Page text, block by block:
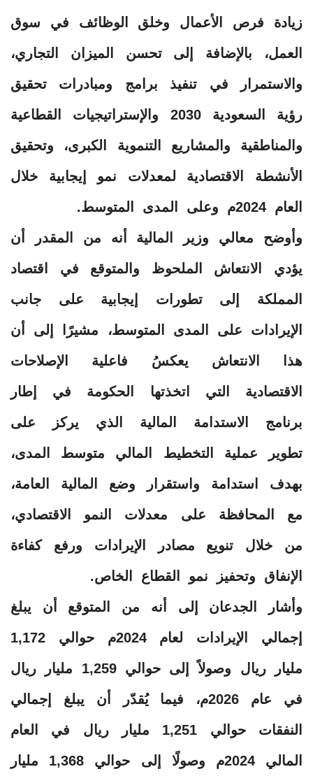
زيادة فرص الأعمال وخلق الوظائف في سوق
العمل، بالإضافة إلى تحسن الميزان التجاري،
والاستمرار في تنفيذ برامج ومبادرات تحقيق
رؤية السعودية 2030 والإستراتيجيات القطاعية
والمناطقية والمشاريع التنموية الكبرى، وتحقيق
الأنشطة الاقتصادية لمعدلات نمو إيجابية خلال
العام 2024م وعلى المدى المتوسط.
وأوضح معالي وزير المالية أنه من المقدر أن
يؤدي الانتعاش الملحوظ والمتوقع في اقتصاد
المملكة إلى تطورات إيجابية على جانب
الإيرادات على المدى المتوسط، مشيرًا إلى أن
هذا الانتعاش يعكسُ فاعلية الإصلاحات
الاقتصادية التي اتخذتها الحكومة في إطار
برنامج الاستدامة المالية الذي يركز على
تطوير عملية التخطيط المالي متوسط المدى،
بهدف استدامة واستقرار وضع المالية العامة،
مع المحافظة على معدلات النمو الاقتصادي،
من خلال تنويع مصادر الإيرادات ورفع كفاءة
الإنفاق وتحفيز نمو القطاع الخاص.
وأشار الجدعان إلى أنه من المتوقع أن يبلغ
إجمالي الإيرادات لعام 2024م حوالي 1,172
مليار ريال وصولاً إلى حوالي 1,259 مليار ريال
في عام 2026م، فيما يُقدّر أن يبلغ إجمالي
النفقات حوالي 1,251 مليار ريال في العام
المالي 2024م وصولًا إلى حوالي 1,368 مليار